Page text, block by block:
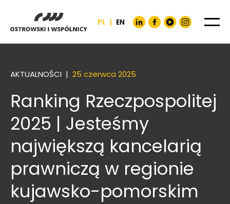
PL | EN
AKTUALNOŚCI | 25 czerwca 2025
Ranking Rzeczpospolitej
2025 | Jesteśmy
największą kancelarią
prawniczą w regionie
kujawsko-pomorskim